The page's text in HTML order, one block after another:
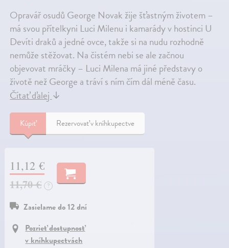
Opravář osudů George Novak žije šťastným životem –
má svou přítelkyni Luci Milenu i kamarády v hostinci U
Devíti draků a jedné ovce, takže si na nudu rozhodně
nemůže stěžovat. Na čistém nebi se ale začnou
objevovat mráčky – Luci Milena má jiné představy o
životě než George a tráví s ním čím dál méně času.
Čítať ďalej↓
Kúpiť Rezervovať v kníhkupectve
11,12 €
11,70 €
?
Zasielame do 12 dní
Pozrieť dostupnosť
v kníhkupectvách